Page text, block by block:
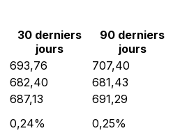
30 derniers
jours
90 derniers
jours
693,76
707,40
682,40
681,43
687,13
691,29
0,24% 0,25%